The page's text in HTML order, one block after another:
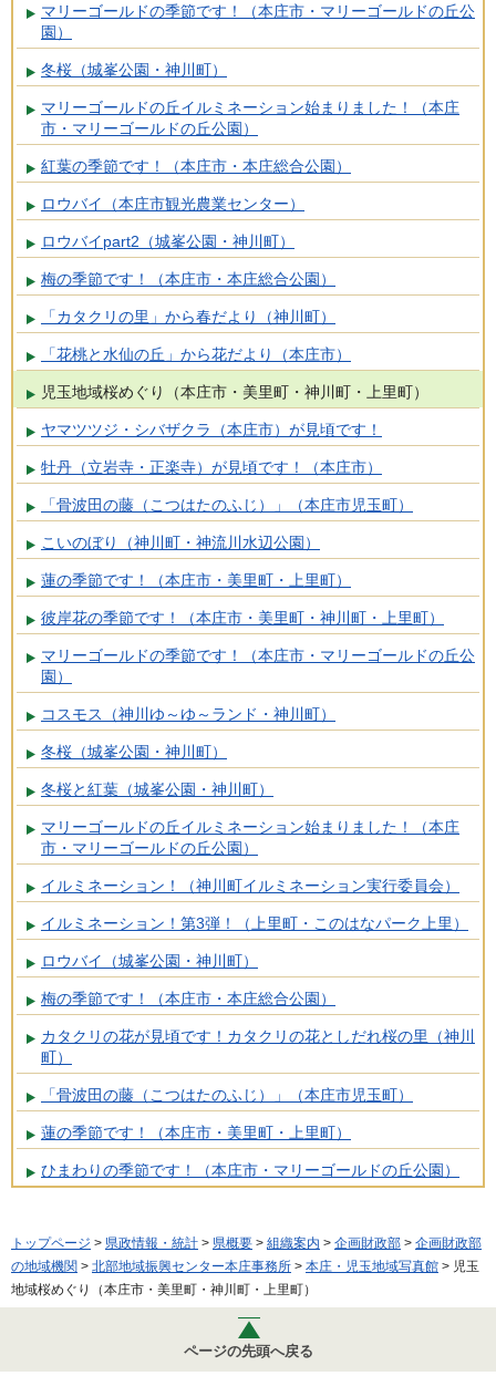
マリーゴールドの季節です！（本庄市・マリーゴールドの丘公
園）
冬桜（城峯公園・神川町）
マリーゴールドの丘イルミネーション始まりました！（本庄
市・マリーゴールドの丘公園）
紅葉の季節です！（本庄市・本庄総合公園）
ロウバイ（本庄市観光農業センター）
ロウバイpart2（城峯公園・神川町）
梅の季節です！（本庄市・本庄総合公園）
「カタクリの里」から春だより（神川町）
「花桃と水仙の丘」から花だより（本庄市）
児玉地域桜めぐり（本庄市・美里町・神川町・上里町）
ヤマツツジ・シバザクラ（本庄市）が見頃です！
牡丹（立岩寺・正楽寺）が見頃です！（本庄市）
「骨波田の藤（こつはたのふじ）」（本庄市児玉町）
こいのぼり（神川町・神流川水辺公園）
蓮の季節です！（本庄市・美里町・上里町）
彼岸花の季節です！（本庄市・美里町・神川町・上里町）
マリーゴールドの季節です！（本庄市・マリーゴールドの丘公
園）
コスモス（神川ゆ～ゆ～ランド・神川町）
冬桜（城峯公園・神川町）
冬桜と紅葉（城峯公園・神川町）
マリーゴールドの丘イルミネーション始まりました！（本庄
市・マリーゴールドの丘公園）
イルミネーション！（神川町イルミネーション実行委員会）
イルミネーション！第3弾！（上里町・このはなパーク上里）
ロウバイ（城峯公園・神川町）
梅の季節です！（本庄市・本庄総合公園）
カタクリの花が見頃です！カタクリの花としだれ桜の里（神川
町）
「骨波田の藤（こつはたのふじ）」（本庄市児玉町）
蓮の季節です！（本庄市・美里町・上里町）
ひまわりの季節です！（本庄市・マリーゴールドの丘公園）
トップページ > 県政情報・統計 > 県概要 > 組織案内 > 企画財政部 > 企画財政部
の地域機関 > 北部地域振興センター本庄事務所 > 本庄・児玉地域写真館 > 児玉
地域桜めぐり（本庄市・美里町・神川町・上里町）
ページの先頭へ戻る